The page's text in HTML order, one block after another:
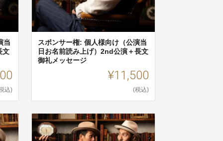
当
文
込)
スポンサー権: 個人様向け（公演当
日お名前読み上げ）2nd公演＋長文
御礼メッセージ
¥11,500
(税込)